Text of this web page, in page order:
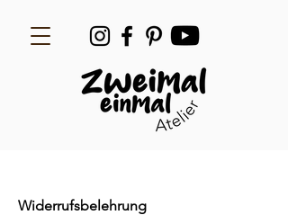
Widerrufsbelehrung